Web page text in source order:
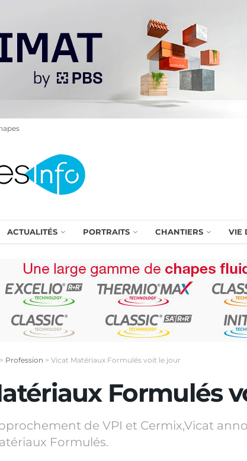
ACTUALITÉS PORTRAITS CHANTIERS VIE
> Profession > Vicat Matériaux Formulés voit le jour
Formulés
de VPI et Cermix,Vicat
Formulés.